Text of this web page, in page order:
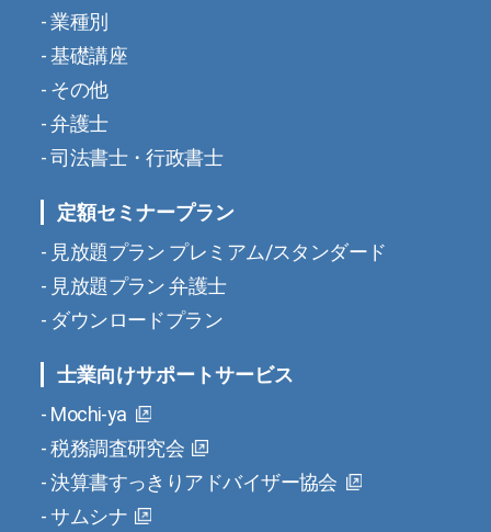
業種別
基礎講座
その他
弁護士
司法書士・行政書士
定額セミナープラン
見放題プラン プレミアム/スタンダード
見放題プラン 弁護士
ダウンロードプラン
士業向けサポートサービス
Mochi-ya
税務調査研究会
決算書すっきりアドバイザー協会
サムシナ